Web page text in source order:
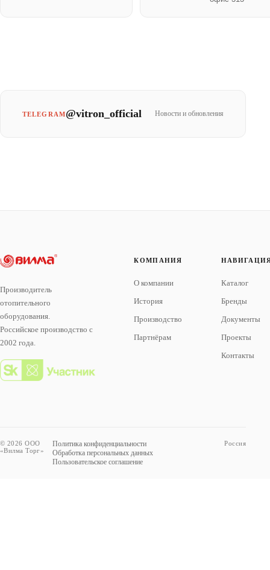
TELEGRAM@vitron_official Новости и обновления
Производитель
отопительного
оборудования.
Российское производство с
2002 года.
КОМПАНИЯ
О компании
История
Производство
Партнёрам
Каталог
Бренды
Документы
Проекты
Контакты
© 2026 ООО
«Вилма Торг»
Политика конфиденциальности
Обработка персональных данных
Пользовательское соглашение
Россия